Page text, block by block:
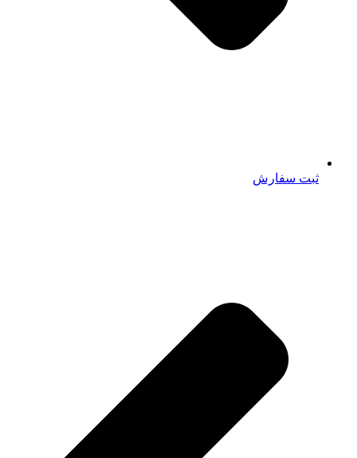
ثبت سفارش